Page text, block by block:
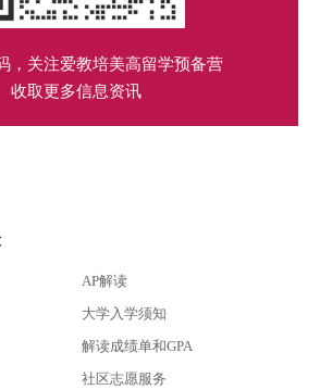
，关注爱教培美高留学预备营
收取更多信息资讯
AP解读
大学入学须知
解读成绩单和GPA
社区志愿服务